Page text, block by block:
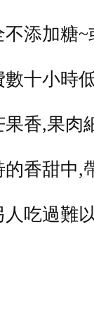
不添加糖
數十小時
果香,果肉
的香甜中,
人吃過難